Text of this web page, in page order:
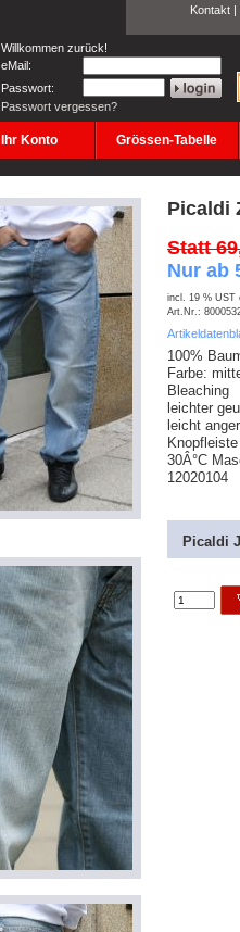
Kontakt |
Willkommen zurück!
eMail:
Passwort:
Passwort vergessen?
Ihr Konto Grössen-Tabelle
Picaldi
Statt
Nur ab
incl. 19 % UST
Art.Nr.:
100%
Farbe:
Bleaching
leichter
leicht
Knopfleiste
30Â°C
12020104
Picaldi